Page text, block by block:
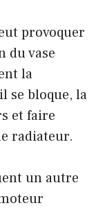
provoquer
du vase
la
se bloque, la
et faire
radiateur.
un autre